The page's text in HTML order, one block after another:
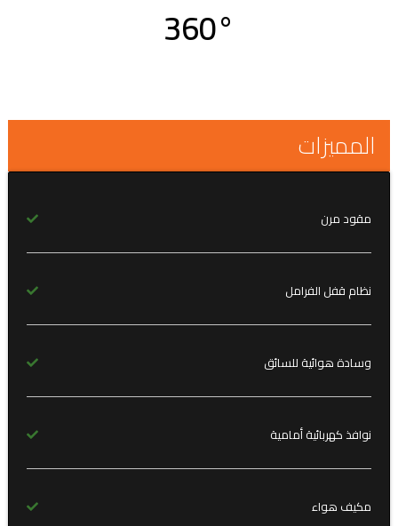
360°
المميزات
مقود مرن
نظام قفل الفرامل
وسادة هوائية للسائق
نوافذ كهربائية أمامية
مكيف هواء